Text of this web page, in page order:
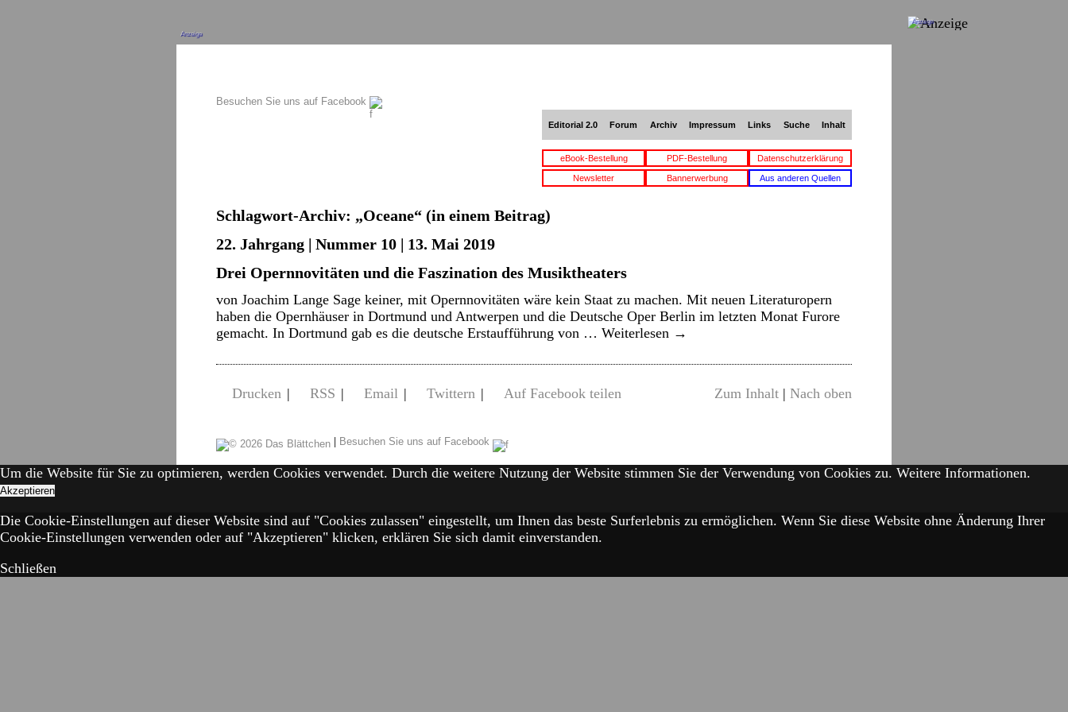
Anzeige
Besuchen Sie uns auf Facebook
Editorial 2.0 Forum Archiv Impressum Links Suche Inhalt
eBook-Bestellung PDF-Bestellung Datenschutzerklärung
Newsletter Bannerwerbung Aus anderen Quellen
Schlagwort-Archiv: „Oceane“ (in einem Beitrag)
22. Jahrgang | Nummer 10 | 13. Mai 2019
Drei Opernnovitäten und die Faszination des Musiktheaters
von Joachim Lange Sage keiner, mit Opernnovitäten wäre kein Staat zu machen. Mit neuen Literaturopern
haben die Opernhäuser in Dortmund und Antwerpen und die Deutsche Oper Berlin im letzten Monat Furore
gemacht. In Dortmund gab es die deutsche Erstaufführung von … Weiterlesen →
Drucken | RSS | Email | Twittern | Auf Facebook teilen Zum Inhalt | Nach oben
| Besuchen Sie uns auf Facebook
Anzeige
Um die Website für Sie zu optimieren, werden Cookies verwendet. Durch die weitere Nutzung der Website stimmen Sie der Verwendung von Cookies zu. Weitere Informationen.
Akzeptieren
Die Cookie-Einstellungen auf dieser Website sind auf "Cookies zulassen" eingestellt, um Ihnen das beste Surferlebnis zu ermöglichen. Wenn Sie diese Website ohne Änderung Ihrer
Cookie-Einstellungen verwenden oder auf "Akzeptieren" klicken, erklären Sie sich damit einverstanden.
Schließen